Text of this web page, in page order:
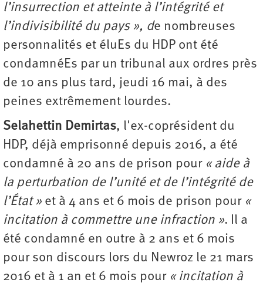
l’insurrection et atteinte à l’intégrité et
l’indivisibilité du pays », de nombreuses
personnalités et éluEs du HDP ont été
condamnéEs par un tribunal aux ordres près
de 10 ans plus tard, jeudi 16 mai, à des
peines extrêmement lourdes.
Selahettin Demirtas, l'ex-coprésident du
HDP, déjà emprisonné depuis 2016, a été
condamné à 20 ans de prison pour « aide à
la perturbation de l’unité et de l’intégrité de
l’État » et à 4 ans et 6 mois de prison pour «
incitation à commettre une infraction ». Il a
été condamné en outre à 2 ans et 6 mois
pour son discours lors du Newroz le 21 mars
2016 et à 1 an et 6 mois pour « incitation à